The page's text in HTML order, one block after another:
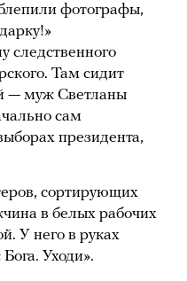
фотографы,
следственного
Там сидит
— муж Светланы
сам
президента,
сортирующих
в белых рабочих
У него в руках
Уходи».